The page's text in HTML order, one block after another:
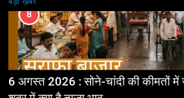
8
6 अगस्त 2026 : सोने-चांदी की कीमतों